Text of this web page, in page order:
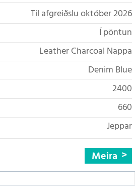
Til afgreiðslu október 2026
Í pöntun
Leather Charcoal Nappa
Denim Blue
2400
660
Jeppar
Meira